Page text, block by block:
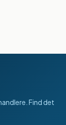
Find det